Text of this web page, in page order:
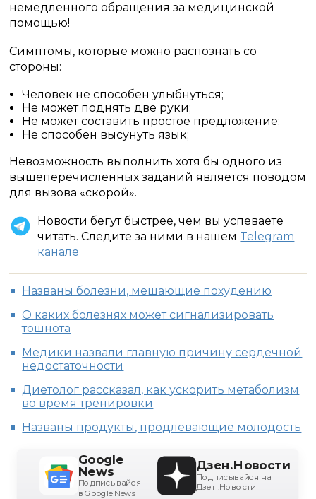
немедленного обращения за медицинской
помощью!
Симптомы, которые можно распознать со
стороны:
Человек не способен улыбнуться;
Не может поднять две руки;
Не может составить простое предложение;
Не способен высунуть язык;
Невозможность выполнить хотя бы одного из
вышеперечисленных заданий является поводом
для вызова «скорой».
Новости бегут быстрее, чем вы успеваете
читать. Следите за ними в нашем Telegram
канале
Названы болезни, мешающие похудению
О каких болезнях может сигнализировать
тошнота
Медики назвали главную причину сердечной
недостаточности
Диетолог рассказал, как ускорить метаболизм
во время тренировки
Названы продукты, продлевающие молодость
Google
News
Подписывайся
в Google News
Дзен.Новости
Подписывайся на
Дзен.Новости